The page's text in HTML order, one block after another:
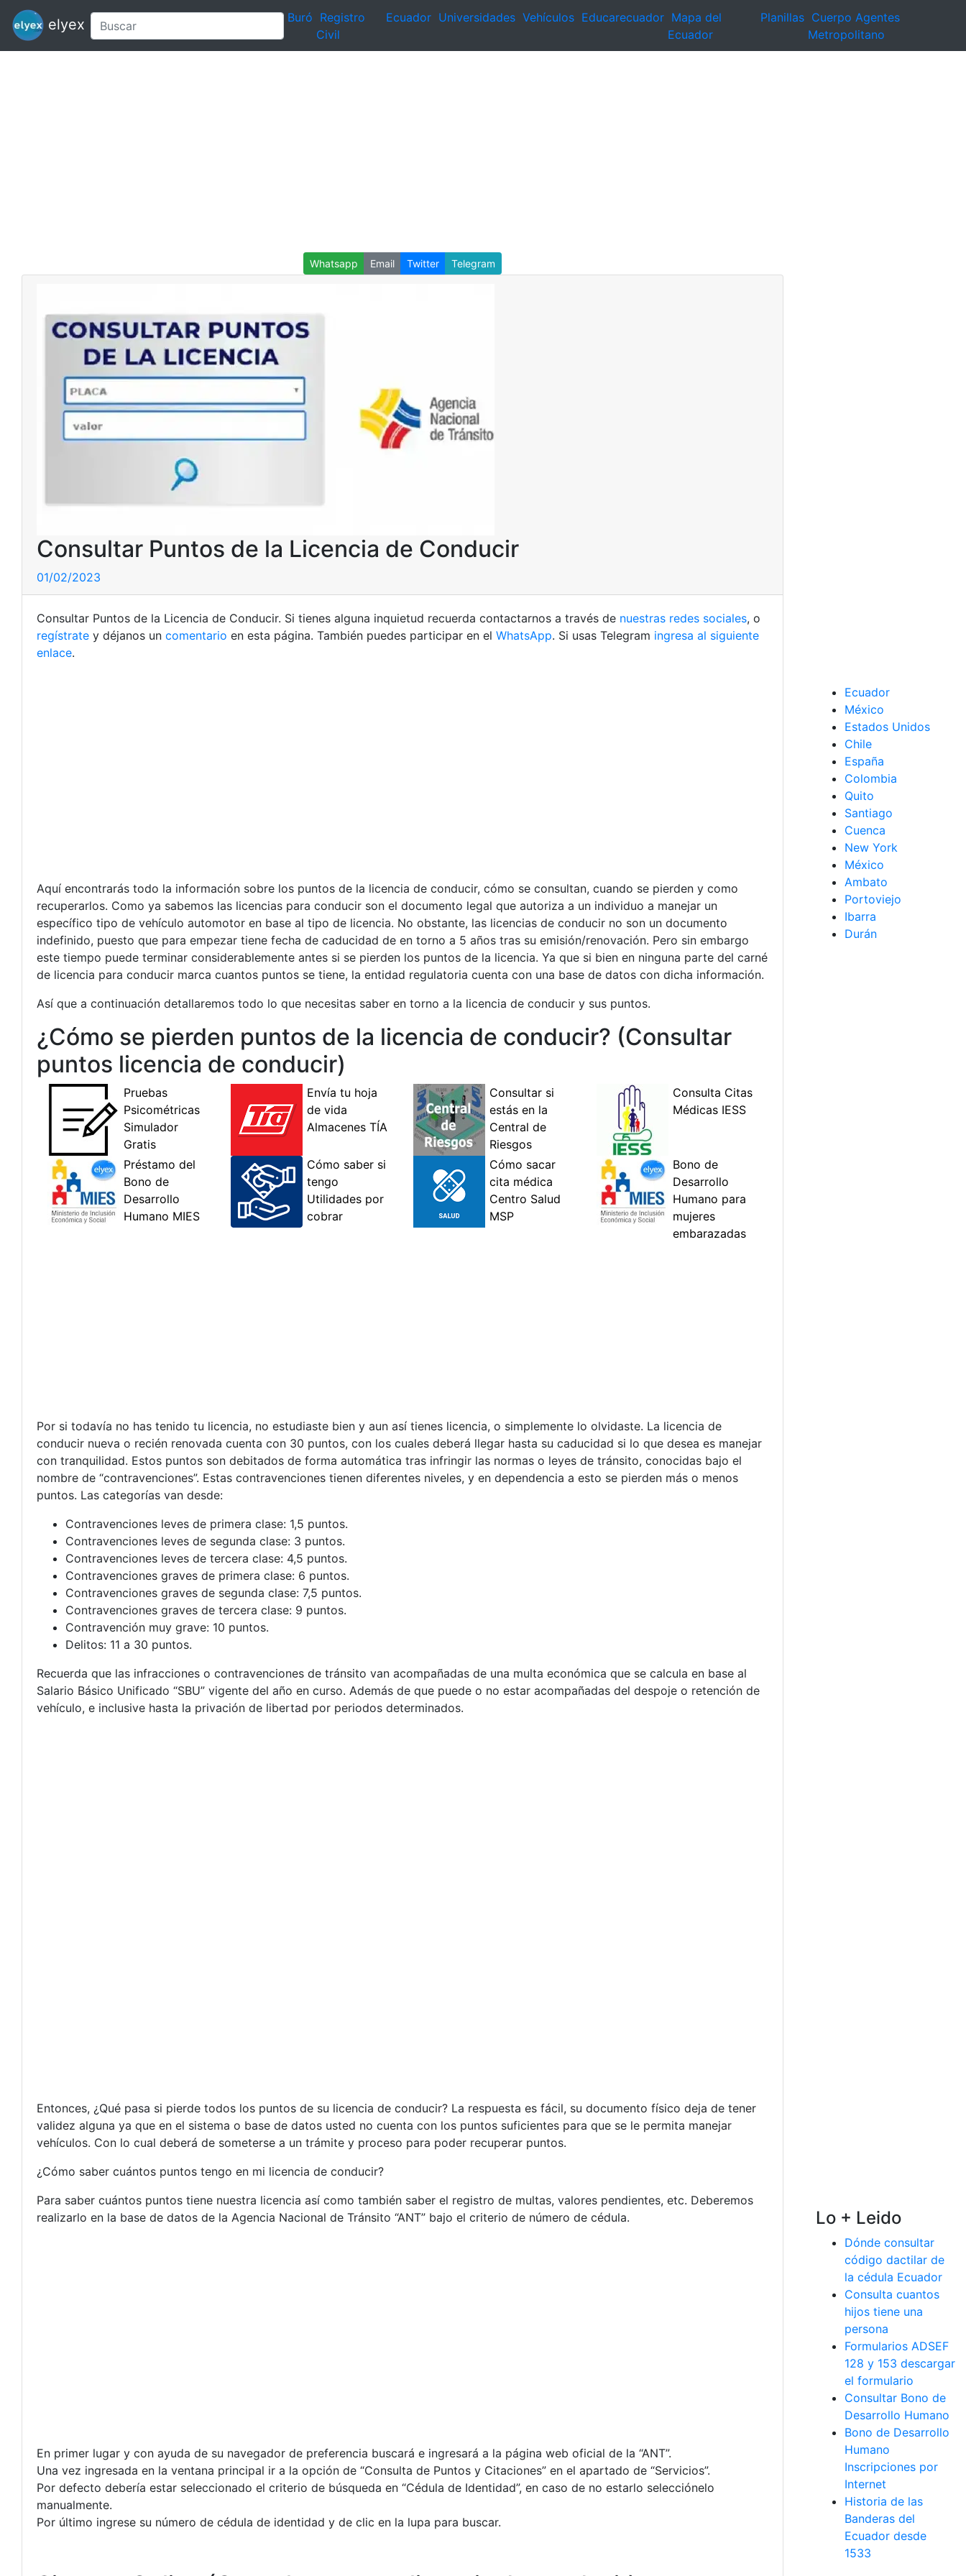
elyex Buró Registro
Civil
Ecuador Universidades Vehículos Educarecuador Mapa del
Ecuador
Planillas Cuerpo Agentes
Metropolitano
Whatsapp Email Twitter Telegram
Consultar Puntos de la Licencia de Conducir
01/02/2023
Consultar Puntos de la Licencia de Conducir. Si tienes alguna inquietud recuerda contactarnos a través de nuestras redes sociales, o
regístrate y déjanos un comentario en esta página. También puedes participar en el WhatsApp. Si usas Telegram ingresa al siguiente
enlace.
Aquí encontrarás todo la información sobre los puntos de la licencia de conducir, cómo se consultan, cuando se pierden y como
recuperarlos. Como ya sabemos las licencias para conducir son el documento legal que autoriza a un individuo a manejar un
específico tipo de vehículo automotor en base al tipo de licencia. No obstante, las licencias de conducir no son un documento
indefinido, puesto que para empezar tiene fecha de caducidad de en torno a 5 años tras su emisión/renovación. Pero sin embargo
este tiempo puede terminar considerablemente antes si se pierden los puntos de la licencia. Ya que si bien en ninguna parte del carné
de licencia para conducir marca cuantos puntos se tiene, la entidad regulatoria cuenta con una base de datos con dicha información.
Así que a continuación detallaremos todo lo que necesitas saber en torno a la licencia de conducir y sus puntos.
¿Cómo se pierden puntos de la licencia de conducir? (Consultar
puntos licencia de conducir)
Por si todavía no has tenido tu licencia, no estudiaste bien y aun así tienes licencia, o simplemente lo olvidaste. La licencia de
conducir nueva o recién renovada cuenta con 30 puntos, con los cuales deberá llegar hasta su caducidad si lo que desea es manejar
con tranquilidad. Estos puntos son debitados de forma automática tras infringir las normas o leyes de tránsito, conocidas bajo el
nombre de “contravenciones”. Estas contravenciones tienen diferentes niveles, y en dependencia a esto se pierden más o menos
puntos. Las categorías van desde:
Contravenciones leves de primera clase: 1,5 puntos.
Contravenciones leves de segunda clase: 3 puntos.
Contravenciones leves de tercera clase: 4,5 puntos.
Contravenciones graves de primera clase: 6 puntos.
Contravenciones graves de segunda clase: 7,5 puntos.
Contravenciones graves de tercera clase: 9 puntos.
Contravención muy grave: 10 puntos.
Delitos: 11 a 30 puntos.
Recuerda que las infracciones o contravenciones de tránsito van acompañadas de una multa económica que se calcula en base al
Salario Básico Unificado “SBU” vigente del año en curso. Además de que puede o no estar acompañadas del despoje o retención de
vehículo, e inclusive hasta la privación de libertad por periodos determinados.
Entonces, ¿Qué pasa si pierde todos los puntos de su licencia de conducir? La respuesta es fácil, su documento físico deja de tener
validez alguna ya que en el sistema o base de datos usted no cuenta con los puntos suficientes para que se le permita manejar
vehículos. Con lo cual deberá de someterse a un trámite y proceso para poder recuperar puntos.
¿Cómo saber cuántos puntos tengo en mi licencia de conducir?
Para saber cuántos puntos tiene nuestra licencia así como también saber el registro de multas, valores pendientes, etc. Deberemos
realizarlo en la base de datos de la Agencia Nacional de Tránsito “ANT” bajo el criterio de número de cédula.
En primer lugar y con ayuda de su navegador de preferencia buscará e ingresará a la página web oficial de la “ANT”.
Una vez ingresada en la ventana principal ir a la opción de “Consulta de Puntos y Citaciones” en el apartado de “Servicios”.
Por defecto debería estar seleccionado el criterio de búsqueda en “Cédula de Identidad”, en caso de no estarlo selecciónelo
manualmente.
Por último ingrese su número de cédula de identidad y de clic en la lupa para buscar.
Ecuador
México
Estados Unidos
Chile
España
Colombia
Quito
Santiago
Cuenca
New York
México
Ambato
Portoviejo
Ibarra
Durán
Lo + Leido
Dónde consultar
código dactilar de
la cédula Ecuador
Consulta cuantos
hijos tiene una
persona
Formularios ADSEF
128 y 153 descargar
el formulario
Consultar Bono de
Desarrollo Humano
Bono de Desarrollo
Humano
Inscripciones por
Internet
Historia de las
Banderas del
Ecuador desde
1533